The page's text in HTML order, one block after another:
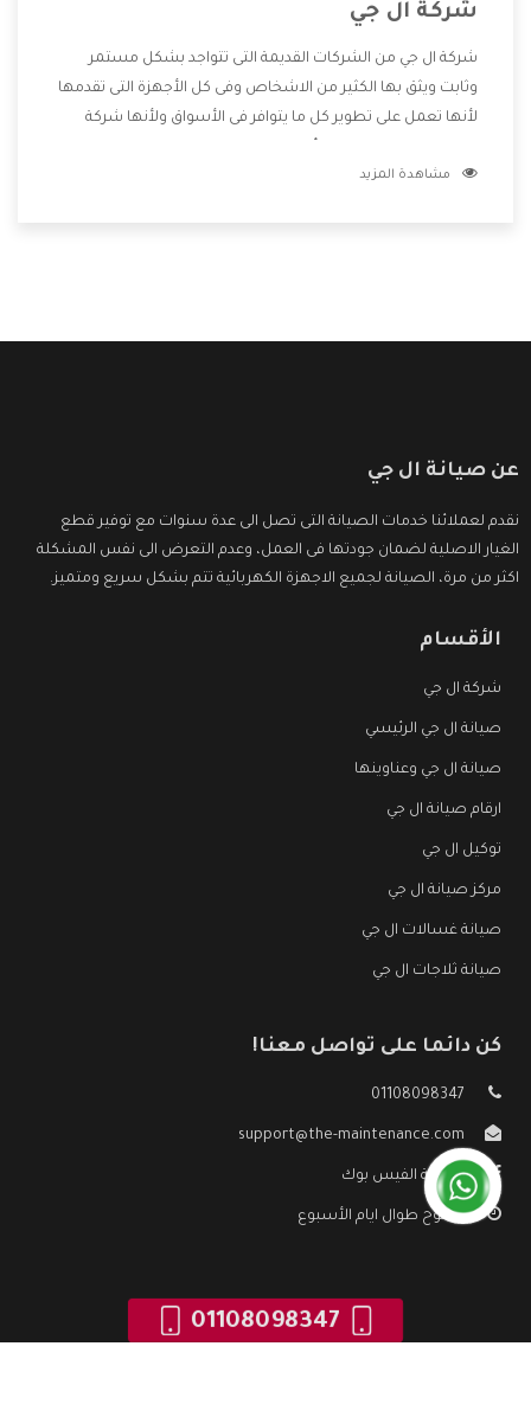
شركة ال جي
شركة ال جي من الشركات القديمة التى تتواجد بشكل مستمر
وثابت ويثق بها الكثير من الاشخاص وفى كل الأجهزة التى تقدمها
لأنها تعمل على تطوير كل ما يتوافر فى الأسواق ولأنها شركة
وتقدم للعملاء أقوى العروض والخصومات التى تسهل على
مشاهدة المزيد
عن صيانة ال جي
نقدم لعملائنا خدمات الصيانة التى تصل الى عدة سنوات مع توفير قطع
الغيار الاصلية لضمان جودتها فى العمل، وعدم التعرض الى نفس المشكلة
اكثر من مرة، الصيانة لجميع الاجهزة الكهربائية تتم بشكل سريع ومتميز.
الأقسام
شركة ال جي
صيانة ال جي الرئيسي
صيانة ال جي وعناوينها
ارقام صيانة ال جي
توكيل ال جي
مركز صيانة ال جي
صيانة غسالات ال جي
صيانة ثلاجات ال جي
كن دائما على تواصل معنا!
01108098347
support@the-maintenance.com
صفحة الفيس بوك
مفتوح طوال ايام الأسبوع
01108098347